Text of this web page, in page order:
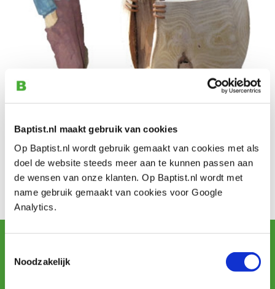
Baptist.nl maakt gebruik van cookies
Op Baptist.nl wordt gebruik gemaakt van cookies met als
doel de website steeds meer aan te kunnen passen aan
de wensen van onze klanten. Op Baptist.nl wordt met
name gebruik gemaakt van cookies voor Google
Analytics.
Noodzakelijk
Contact
Address: Gudulakerk, Grote Markt
City: Lochem
Sign up for our newsletter